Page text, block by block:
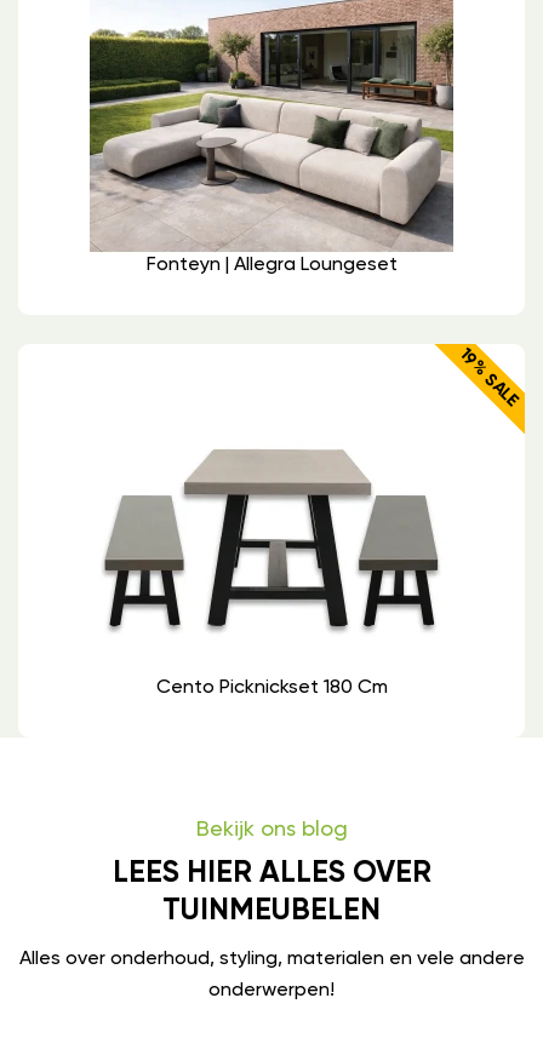
Fonteyn | Allegra Loungeset
19% SALE
Cento Picknickset 180 Cm
Bekijk ons blog
LEES HIER ALLES OVER
TUINMEUBELEN
Alles over onderhoud, styling, materialen en vele andere
onderwerpen!